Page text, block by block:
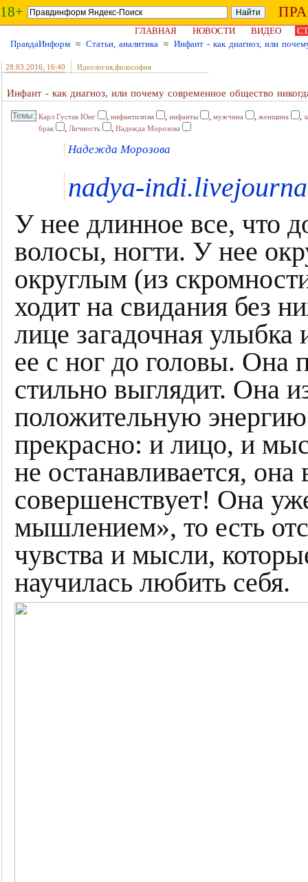
18+
ГЛАВНАЯ НОВОСТИ ВИДЕО
ПравдаИнформ ≈ Статьи, аналитика ≈ Инфант - как диагноз, или
28.03.2016 , 16:40 Идеология,философия
Инфант - как диагноз, или почему современное общество
Карл Густав Юнг , инфантилизм , инфанты , мужчина , женщина ,
брак
, Личность , Надежда Морозова
Надежда Морозова
nadya-
У нее длинное все, что
волосы, ногти. У нее
округлым (из
ходит на свидания без
лице загадочная улыбка
ее с ног до головы. Она
стильно выглядит. Она
положительную
прекрасно: и лицо, и
не останавливается, она
совершенствует! Она
мышлением», то есть
чувства и мысли,
научилась любить себя.